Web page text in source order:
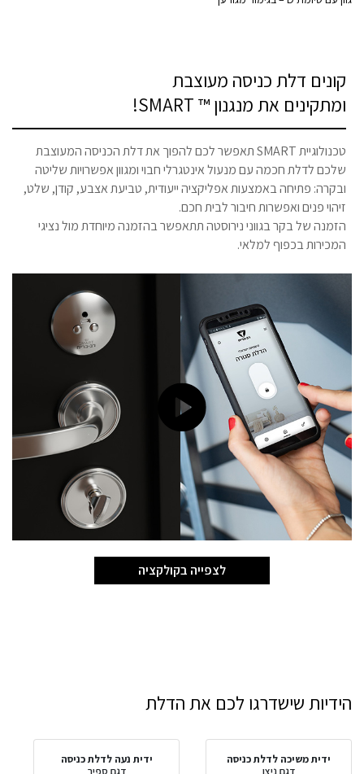
קונים דלת כניסה מעוצבת
ומתקינים את מנגנון ™ SMART!
טכנולוגיית SMART תאפשר לכם להפוך את דלת הכניסה המעוצבת
שלכם לדלת חכמה עם מנעול אינטגרלי חבוי ומגוון אפשרויות שליטה
ובקרה: פתיחה באמצעות אפליקציה ייעודית, טביעת אצבע, קודן, שלט,
זיהוי פנים ואפשרות חיבור לבית חכם.
הזמנה של בקר בגווני נירוסטה תתאפשר בהזמנה מיוחדת מול נציגי
המכירות בכפוף למלאי.
לצפייה בקולקציה
הידיות שישדרגו לכם את הדלת
ידית משיכה לדלת כניסה
ידית נעה לדלת כניסה